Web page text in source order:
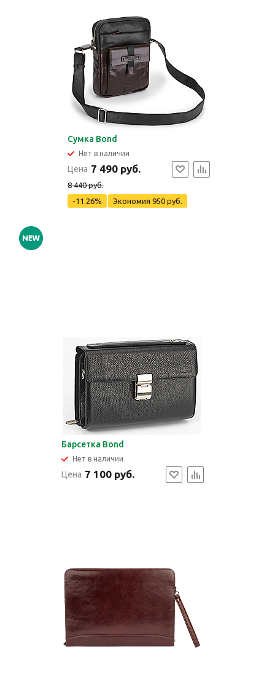
Сумка Bond
Нет в наличии
Цена 7 490 руб.
8 440 руб.
-11.26%
Экономия 950 руб.
Барсетка Bond
Нет в наличии
Цена 7 100 руб.